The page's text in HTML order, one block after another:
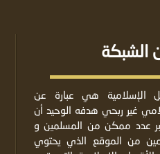
الشبكة
الإسلامية هي عبارة عن
غير ربحي هدفه الوحيد أن
عدد ممكن من المسلمين و
من الموقع الذي يحتوي